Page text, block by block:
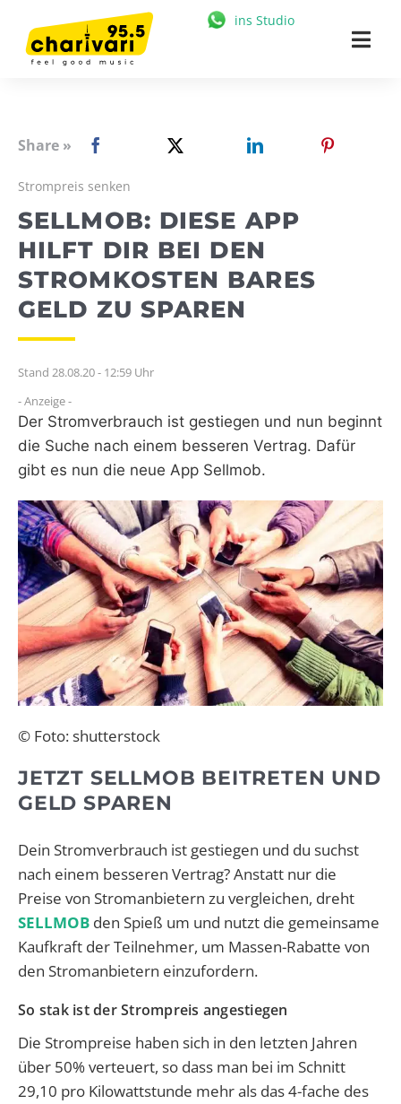
Inhalt
springen
ins Studio
95.5 CHARIVARI
MÜNCHEN
NEWS
MUSIK & STARS
MEDIATHEK
FREIZEIT
WEBRADIO
Share »
Strompreis senken
SELLMOB: DIESE APP
HILFT DIR BEI DEN
STROMKOSTEN BARES
GELD ZU SPAREN
Stand 28.08.20 - 12:59 Uhr
- Anzeige -
Der Stromverbrauch ist gestiegen und nun beginnt
die Suche nach einem besseren Vertrag. Dafür
gibt es nun die neue App Sellmob.
© Foto: shutterstock
JETZT SELLMOB BEITRETEN UND
GELD SPAREN
Dein Stromverbrauch ist gestiegen und du suchst
nach einem besseren Vertrag? Anstatt nur die
Preise von Stromanbietern zu vergleichen, dreht
SELLMOB den Spieß um und nutzt die gemeinsame
Kaufkraft der Teilnehmer, um Massen-Rabatte von
den Stromanbietern einzufordern.
So stak ist der Strompreis angestiegen
Die Strompreise haben sich in den letzten Jahren
über 50% verteuert, so dass man bei im Schnitt
29,10 pro Kilowattstunde mehr als das 4-fache des